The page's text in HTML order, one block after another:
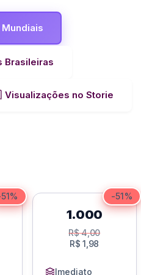
Brasileiras
Visualizações no Storie
-51%
1.000
R$4,00
R$ 1,98
Imediato